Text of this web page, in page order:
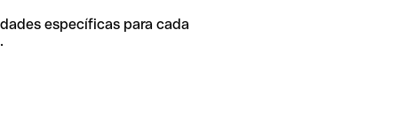
específicas para cada